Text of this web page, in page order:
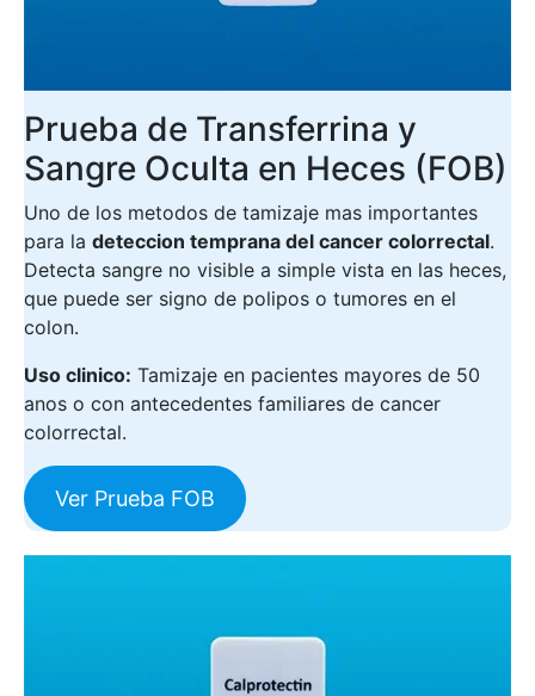
Prueba de Transferrina y
Sangre Oculta en Heces (FOB)
Uno de los metodos de tamizaje mas importantes
para la deteccion temprana del cancer colorrectal.
Detecta sangre no visible a simple vista en las heces,
que puede ser signo de polipos o tumores en el
colon.
Uso clinico: Tamizaje en pacientes mayores de 50
anos o con antecedentes familiares de cancer
colorrectal.
Ver Prueba FOB